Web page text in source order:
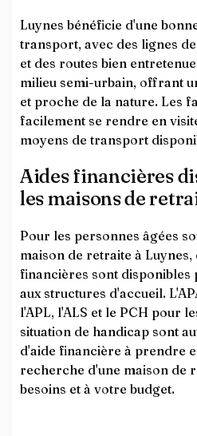
Luynes bénéficie d'une
transport, avec des lignes
et des routes bien
milieu semi-urbain, offrant
et proche de la nature. Les
facilement se rendre en
moyens de transport
Aides financières
les maisons de
Pour les personnes âgées
maison de retraite à
financières sont
aux structures d'accueil.
l'APL, l'ALS et le PCH pour
situation de handicap sont
d'aide financière à prendre
recherche d'une maison de
besoins et à votre budget.